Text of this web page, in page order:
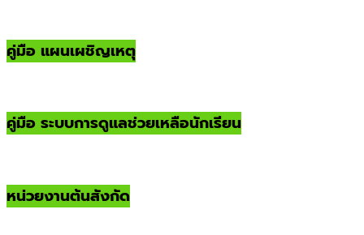
คู่มือ แผนเผชิญเหตุ
คู่มือ ระบบการดูแลช่วยเหลือนักเรียน
หน่วยงานต้นสังกัด